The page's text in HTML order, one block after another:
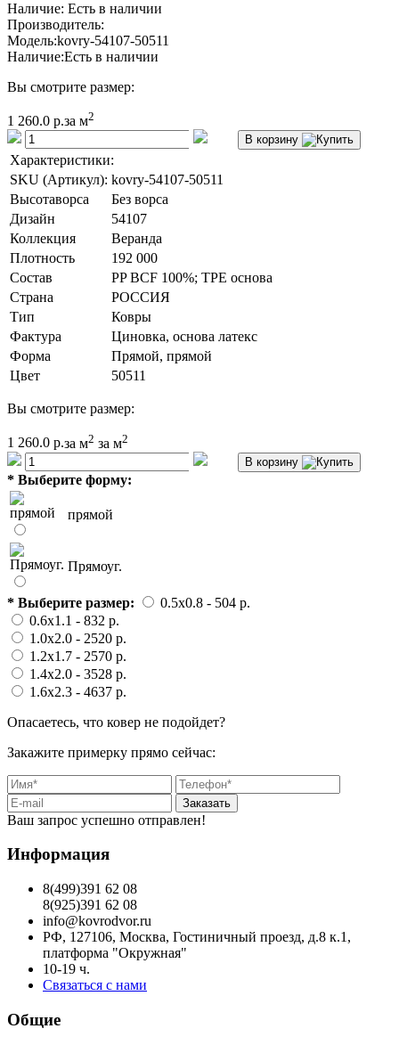
Наличие: Есть в наличии
Производитель:
Модель:kovry-54107-50511
Наличие:Есть в наличии
Вы смотрите размер:
1 260.0 р.за м2
В корзину
Характеристики:
SKU (Артикул): kovry-54107-50511
Высотаворса
Без ворса
Дизайн
54107
Коллекция
Веранда
Плотность
192 000
Состав
PP BCF 100%; TPE основа
Страна
РОССИЯ
Тип
Ковры
Фактура
Циновка, основа латекс
Форма
Прямой, прямой
Цвет
50511
Вы смотрите размер:
1 260.0 р.за м2 за м2
В корзину
* Выберите форму:
прямой
Прямоуг.
* Выберите размер: 0.5x0.8 - 504 p.
0.6x1.1 - 832 p.
1.0x2.0 - 2520 p.
1.2x1.7 - 2570 p.
1.4x2.0 - 3528 p.
1.6x2.3 - 4637 p.
Опасаетесь, что ковер не подойдет?
Закажите примерку прямо сейчас:
Заказать
Ваш запрос успешно отправлен!
Информация
8(499)391 62 08
8(925)391 62 08
info@kovrodvor.ru
РФ, 127106, Москва, Гостиничный проезд, д.8 к.1,
платформа "Окружная"
10-19 ч.
Связаться с нами
Общие